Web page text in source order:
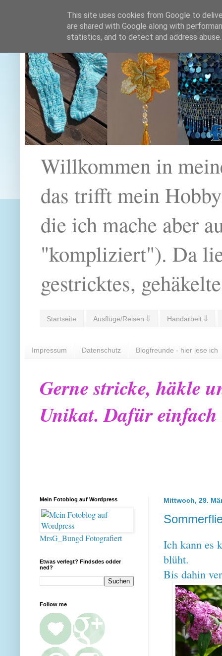
Willkommen in
das trifft mein
die ich mache aber
"kompliziert"). Da
gestricktes,
Startseite Ausflüge/Reisen ⇓ Handarbeit ⇓
Impressum Datenschutz Blogfreunde - hier lese ich
Gerne stricke, häkle
Unikat. Dafür
Mittwoch, 29.
Ich kann es
blüht.
Bis dahin
Mein Fotoblog auf Wordpress
MrsG_Bungd Fotografiert
Etwas verlegt? Findsdes odder
ned?
Follow me
This site uses cookies from Google to
are shared with Google along with
statistics, and to detect and address abuse.